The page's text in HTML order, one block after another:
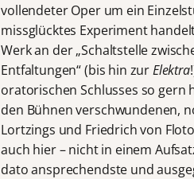
vollendeter Oper um ein
missglücktes Experiment
Werk an der „Schaltstelle
Entfaltungen“ (bis hin zurElektra
oratorischen Schlusses so gern
den Bühnen verschwundenen,
Lortzings und Friedrich von
auch hier – nicht in einem
dato ansprechendste und